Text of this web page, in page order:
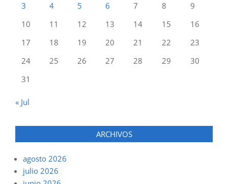
3
4 5 6 7 8
9
10
11 12 13 14 15
16
17
18 19 20 21 22
23
24
25 26 27 28 29
30
31
« Jul
ARCHIVOS
agosto 2026
julio 2026